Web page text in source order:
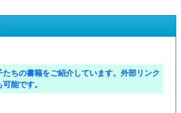
ちの書籍をご紹介しています。外部リンク
能です。